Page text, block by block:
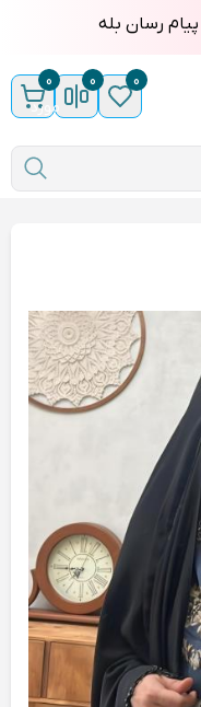
رسان بله
0
0
0
مورد